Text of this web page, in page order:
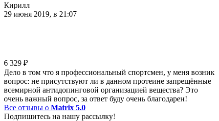
Кирилл
29 июня 2019, в 21:07
6 329 ₽
Дело в том что я профессиональный спортсмен, у меня возник
вопрос: не присутствуют ли в данном протеине запрещённые
всемирной антидопинговой организацией вещества? Это
очень важный вопрос, за ответ буду очень благодарен!
Все отзывы о Matrix 5.0
Подпишитесь на нашу рассылку!